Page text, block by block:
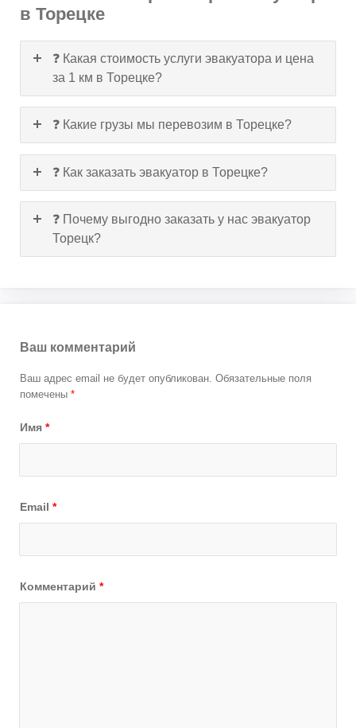
в Торецке
❓ Какая стоимость услуги эвакуатора и цена
за 1 км в Торецке?
❓ Какие грузы мы перевозим в Торецке?
❓ Как заказать эвакуатор в Торецке?
❓ Почему выгодно заказать у нас эвакуатор
Торецк?
Ваш комментарий
Ваш адрес email не будет опубликован. Обязательные поля
помечены *
Имя *
Email *
Комментарий *